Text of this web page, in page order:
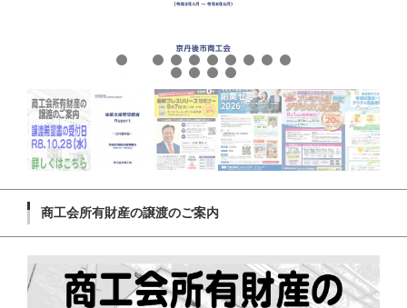
商工会所有財産の譲渡のご案内